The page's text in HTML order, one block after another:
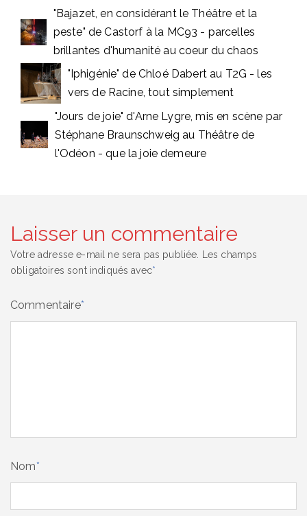
"Bajazet, en considérant le Théâtre et la
peste" de Castorf à la MC93 - parcelles
brillantes d'humanité au coeur du chaos
"Iphigénie" de Chloé Dabert au T2G - les
vers de Racine, tout simplement
"Jours de joie" d'Arne Lygre, mis en scène par
Stéphane Braunschweig au Théâtre de
l'Odéon - que la joie demeure
Laisser un commentaire
Votre adresse e-mail ne sera pas publiée.
Les champs
obligatoires sont indiqués avec*
Commentaire*
Nom*